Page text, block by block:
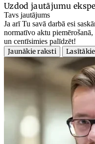
Uzdod jautājumu
Tavs jautājums
Ja arī Tu savā darbā esi
normatīvo aktu
un centīsimies palīdzēt!
Jaunākie raksti